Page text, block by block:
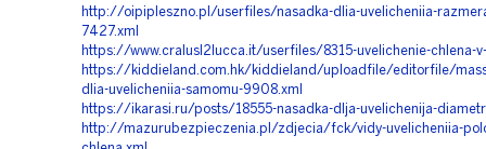
http://oipipleszno.pl/userfiles/nasadka-dlia-uvelicheniia-
7427.xml
https://www.cralusl2lucca.it/userfiles/8315-uvelichenie-chlena-
https://kiddieland.com.hk/kiddieland/uploadfile/editorfile/
dlia-uvelicheniia-samomu-9908.xml
https://ikarasi.ru/posts/18555-nasadka-dlja-uvelichenija-
http://mazurubezpieczenia.pl/zdjecia/fck/vidy-uvelicheniia-